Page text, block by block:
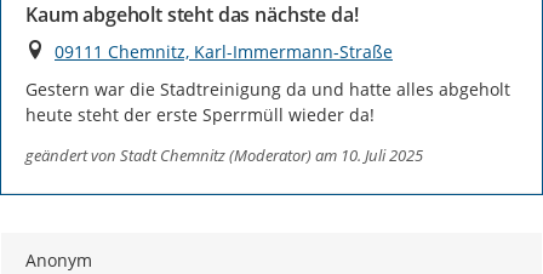
Kaum abgeholt steht das nächste da!
Ort
09111 Chemnitz, Karl-Immermann-Straße
Gestern war die Stadtreinigung da und hatte alles abgeholt
heute steht der erste Sperrmüll wieder da!
geändert von Stadt Chemnitz (Moderator)am 10. Juli 2025
Anonym